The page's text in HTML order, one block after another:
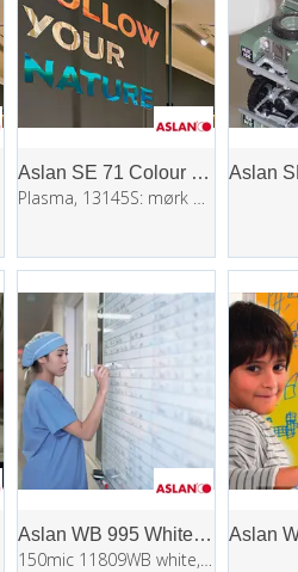
Aslan SE 71 Colour Shift Opaque
Plasma, 13145S: mørk blå/grønn 1,35x25m
Aslan WB 995 Whiteboard
150mic 11809WB white, glossy 1,37x50m